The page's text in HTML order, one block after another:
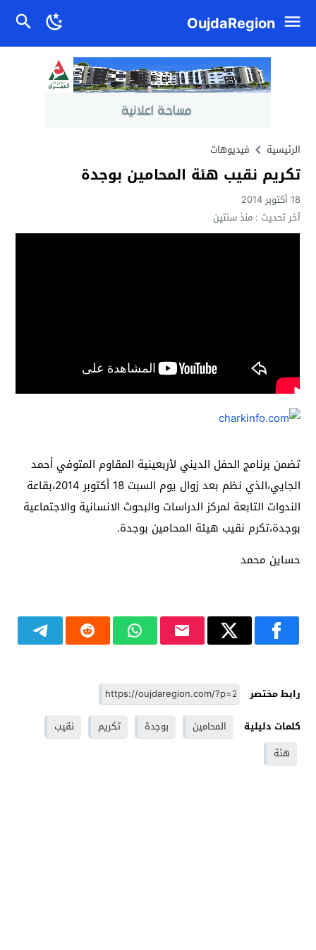
OujdaRegion
الرئيسية فيديوهات
تكريم نقيب هئة المحامين بوجدة
18 أكتوبر 2014
آخر تحديث :منذ سنتين
تضمن برنامج الحفل الديني لأربعينية المقاوم المتوفي أحمد
الجايي،الذي نظم بعد زوال يوم السبت 18 أكتوبر 2014،بقاعة
الندوات التابعة لمركز الدراسات والبحوث الانسانية والاجتماعية
بوجدة،تكرم نقيب هيئة المحامين بوجدة.
حساين محمد
رابط مختصر
كلمات دليلية
المحامين بوجدة تكريم
نقيب
هئة